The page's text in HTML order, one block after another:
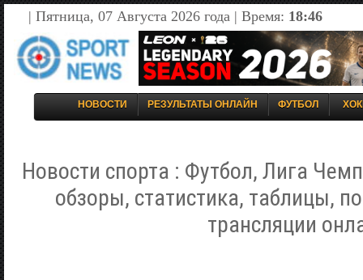
| Пятница, 07 Августа 2026 года | Время: 18:46
НОВОСТИ РЕЗУЛЬТАТЫ ОНЛАЙН ФУТБОЛ
Новости спорта : Футбол, Лига
обзоры, статистика, таблицы,
трансляции